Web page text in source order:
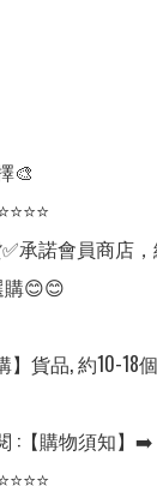
🎨
承諾會員商店
購😊😊
貨品, 約10-18
:【購物須知】➡️